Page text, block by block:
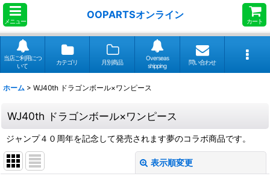
メニュー
OOPARTSオンライン
カート
当店ご利用につ
いて
カテゴリ 月別商品
Overseas
shipping
問い合わせ
ホーム > WJ40th ドラゴンボール×ワンピース
WJ40th ドラゴンボール×ワンピース
ジャンプ４０周年を記念して発売されます夢のコラボ商品です。
表示順変更